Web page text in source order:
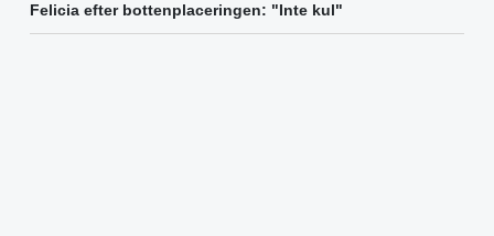
Felicia efter bottenplaceringen: "Inte kul"